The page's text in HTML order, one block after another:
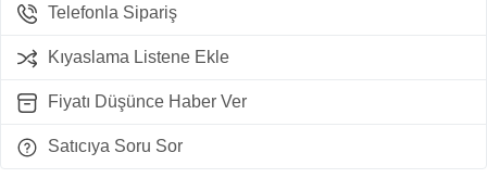
Telefonla Sipariş
Kıyaslama Listene Ekle
Fiyatı Düşünce Haber Ver
Satıcıya Soru Sor